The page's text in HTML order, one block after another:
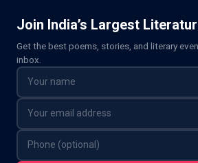
Join India’s Largest
Get the best poems, stories, and literary
inbox.